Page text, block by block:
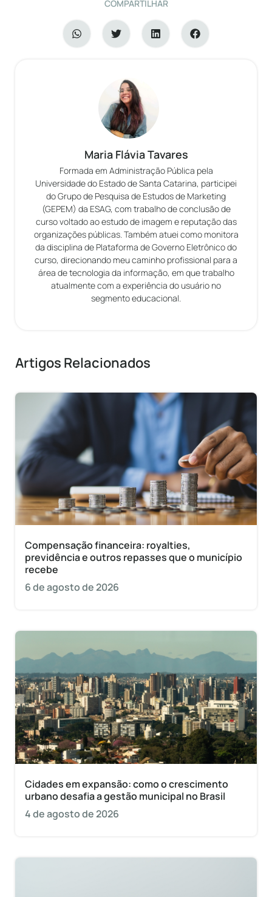
COMPARTILHAR
Maria Flávia Tavares
Formada em Administração Pública pela
Universidade do Estado de Santa Catarina, participei
do Grupo de Pesquisa de Estudos de Marketing
(GEPEM) da ESAG, com trabalho de conclusão de
curso voltado ao estudo de imagem e reputação das
organizações públicas. Também atuei como monitora
da disciplina de Plataforma de Governo Eletrônico do
curso, direcionando meu caminho profissional para a
área de tecnologia da informação, em que trabalho
atualmente com a experiência do usuário no
segmento educacional.
Artigos Relacionados
Compensação financeira: royalties,
previdência e outros repasses que o município
recebe
6 de agosto de 2026
Cidades em expansão: como o crescimento
urbano desafia a gestão municipal no Brasil
4 de agosto de 2026